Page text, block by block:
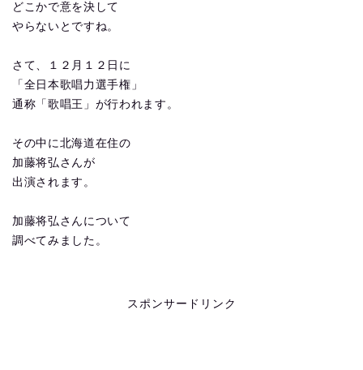
どこかで意を決して
やらないとですね。
さて、１２月１２日に
「全日本歌唱力選手権」
通称「歌唱王」が行われます。
その中に北海道在住の
加藤将弘さんが
出演されます。
加藤将弘さんについて
調べてみました。
スポンサードリンク